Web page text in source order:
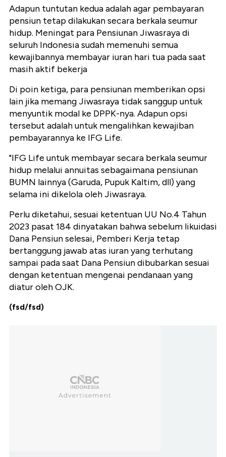
Adapun tuntutan kedua adalah agar pembayaran
pensiun tetap dilakukan secara berkala seumur
hidup. Meningat para Pensiunan Jiwasraya di
seluruh Indonesia sudah memenuhi semua
kewajibannya membayar iuran hari tua pada saat
masih aktif bekerja
Di poin ketiga, para pensiunan memberikan opsi
lain jika memang Jiwasraya tidak sanggup untuk
menyuntik modal ke DPPK-nya. Adapun opsi
tersebut adalah untuk mengalihkan kewajiban
pembayarannya ke IFG Life.
"IFG Life untuk membayar secara berkala seumur
hidup melalui annuitas sebagaimana pensiunan
BUMN lainnya (Garuda, Pupuk Kaltim, dll) yang
selama ini dikelola oleh Jiwasraya.
Perlu diketahui, sesuai ketentuan UU No.4 Tahun
2023 pasat 184 dinyatakan bahwa sebelum likuidasi
Dana Pensiun selesai, Pemberi Kerja tetap
bertanggung jawab atas iuran yang terhutang
sampai pada saat Dana Pensiun dibubarkan sesuai
dengan ketentuan mengenai pendanaan yang
diatur oleh OJK.
(fsd/fsd)